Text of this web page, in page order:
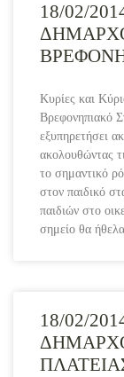
18/02/
Κυρίες και
Βρεφονηπιακό
εξυπηρετήσει
ακολουθώντας
το σημαντικό
στον παιδικό
παιδιών στο
σημείο θα
18/02/